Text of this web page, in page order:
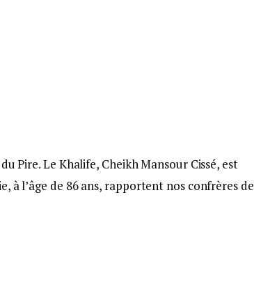
Pire. Le Khalife, Cheikh Mansour Cissé, est
à l’âge de 86 ans, rapportent nos confrères de